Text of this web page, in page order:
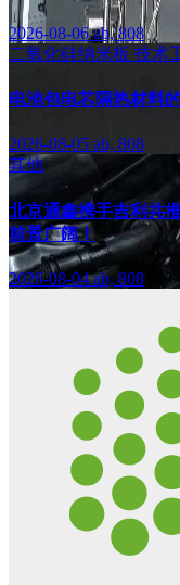
2026-08-06ab, 808
二氧化硅纳米板 技术
电池包电芯隔热材料
2026-08-05 ab, 808
其他
北京通鑫携手吉利共
前景广阔！
2026-08-04ab, 808